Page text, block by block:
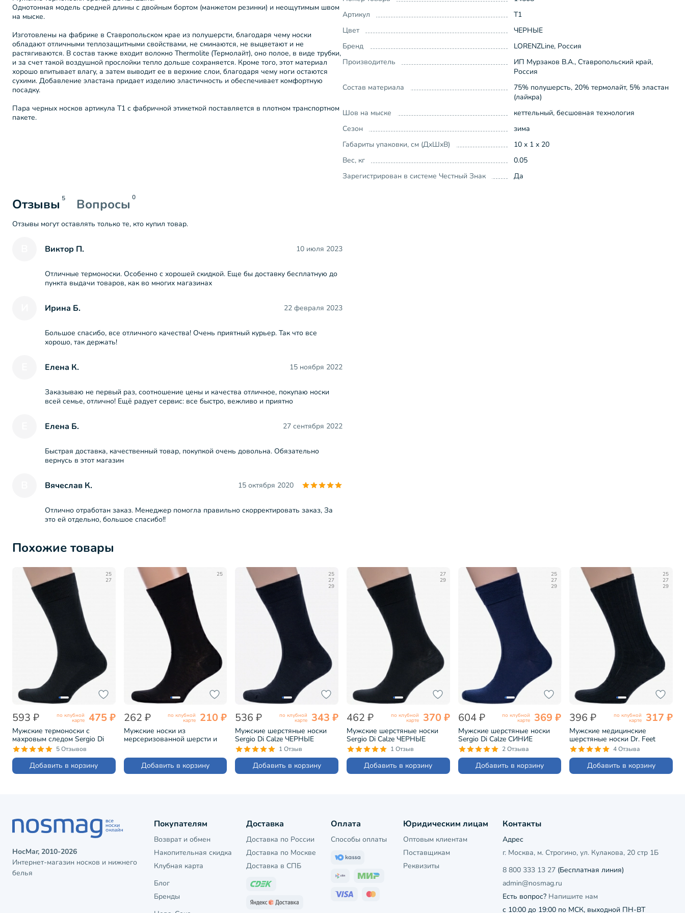
Однотонная модель средней длины с двойным бортом (манжетом резинки) и неощутимым швом
на мыске.
Изготовлены на фабрике в Ставропольском крае из полушерсти, благодаря чему носки
обладают отличными теплозащитными свойствами, не сминаются, не выцветают и не
растягиваются. В состав также входит волокно Thermolite (Термолайт), оно полое, в виде трубки,
и за счет такой воздушной прослойки тепло дольше сохраняется. Кроме того, этот материал
хорошо впитывает влагу, а затем выводит ее в верхние слои, благодаря чему ноги остаются
сухими. Добавление эластана придает изделию эластичность и обеспечивает комфортную
посадку.
Пара черных носков артикула Т1 с фабричной этикеткой поставляется в плотном транспортном
пакете.
Артикул
Т1
Цвет
ЧЕРНЫЕ
Бренд
LORENZLine, Россия
Производитель
ИП Мурзаков В.А., Ставропольский край,
Россия
Состав материала
75% полушерсть, 20% термолайт, 5% эластан
(лайкра)
Шов на мыске
кеттельный, бесшовная технология
Сезон
зима
Габариты упаковки, см (ДхШхВ)
10 x 1 x 20
Вес, кг
0.05
Зарегистрирован в системе Честный Знак
Да
Отзывы 5 Вопросы 0
Отзывы могут оставлять только те, кто купил товар.
Виктор П. 10 июля 2023
Отличные термоноски. Особенно с хорошей скидкой. Еще бы доставку бесплатную до
пункта выдачи товаров, как во многих магазинах
Ирина Б. 22 февраля 2023
Большое спасибо, все отличного качества! Очень приятный курьер. Так что все
хорошо, так держать!
Елена К. 15 ноября 2022
Заказываю не первый раз, соотношение цены и качества отличное, покупаю носки
всей семье, отлично! Ещё радует сервис: все быстро, вежливо и приятно
Елена Б. 27 сентября 2022
Быстрая доставка, качественный товар, покупкой очень довольна. Обязательно
вернусь в этот магазин
Вячеслав К. 15 октября 2020
Отлично отработан заказ. Менеджер помогла правильно скорректировать заказ, За
это ей отдельно, большое спасибо!!
Похожие товары
25
27
593 ₽ по клубной
карте 475 ₽
Мужские термоноски с
махровым следом Sergio Di
Calze ЧЕРНЫЕ (19SC4)
5 Отзывов
Добавить в корзину
25
262 ₽ по клубной
карте 210 ₽
Мужские носки из
мерсеризованной шерсти и
(В25)
Добавить в корзину
25
27
29
536 ₽ по клубной
карте 343 ₽
Мужские шерстяные носки
Sergio Di Calze ЧЕРНЫЕ
(21SC2)
1 Отзыв
Добавить в корзину
27
29
462 ₽ по клубной
карте 370 ₽
Мужские шерстяные носки
Sergio Di Calze ЧЕРНЫЕ
(15SC10)
1 Отзыв
Добавить в корзину
25
27
29
604 ₽ по клубной
карте 369 ₽
Мужские шерстяные носки
Sergio Di Calze СИНИЕ
(15SC10)
2 Отзыва
Добавить в корзину
25
27
29
396 ₽ по клубной
карте 317 ₽
Мужские медицинские
шерстяные носки Dr. Feet
ЧЕРНЫЕ (15DF4)4 Отзыва
Добавить в корзину
НосМаг, 2010-2026
Интернет-магазин носков и нижнего
белья
Покупателям
Возврат и обмен
Накопительная скидка
Клубная карта
Блог
Бренды
Доставка
Доставка по России
Доставка по Москве
Доставка в СПБ
Оплата
Способы оплаты
Юридическим лицам
Оптовым клиентам
Поставщикам
Реквизиты
Контакты
Адрес
г. Москва, м. Строгино, ул. Кулакова, 20 стр 1Б
8 800 333 13 27(Бесплатная линия)
admin@nosmag.ru
Есть вопрос? Напишите нам
с 10:00 до 19:00 по МСК, выходной ПН-ВТ